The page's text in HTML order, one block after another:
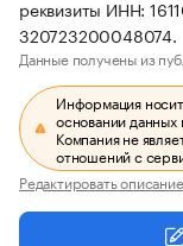
реквизиты ИНН:
320723200048074.
Данные получены из
Информация
основании данных
Компания не
отношений с
Редактировать описание